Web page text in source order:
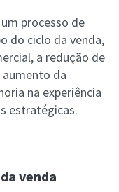
processo de
do ciclo da venda,
a redução de
da
na experiência
estratégicas.
venda